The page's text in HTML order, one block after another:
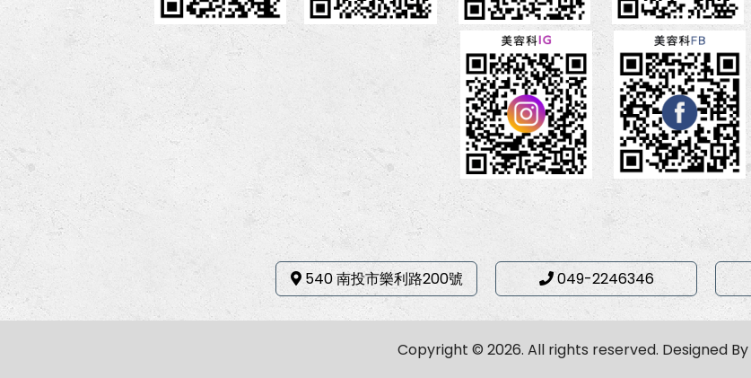
540 南投市樂利路200號 049-2246346
Copyright © 2026. All rights reserved. Designed By